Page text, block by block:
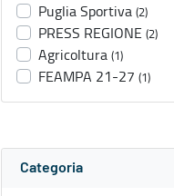
Puglia Sportiva (2)
PRESS REGIONE (2)
Agricoltura (1)
FEAMPA 21-27 (1)
Categoria